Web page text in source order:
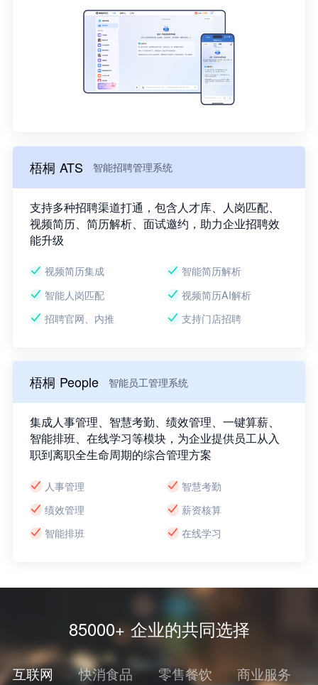
梧桐 ATS 智能招聘管理系统
支持多种招聘渠道打通，包含人才库、人岗匹配、
视频简历、简历解析、面试邀约，助力企业招聘效
能升级
视频简历集成
智能简历解析
智能人岗匹配
视频简历AI解析
招聘官网、内推
支持门店招聘
梧桐 People 智能员工管理系统
集成人事管理、智慧考勤、绩效管理、一键算薪、
智能排班、在线学习等模块，为企业提供员工从入
职到离职全生命周期的综合管理方案
人事管理
智慧考勤
绩效管理
薪资核算
智能排班
在线学习
85000+ 企业的共同选择
互联网 快消食品 零售餐饮 商业服务